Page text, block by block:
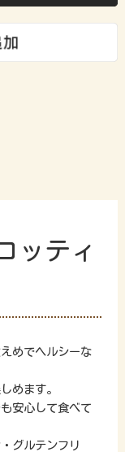
ッティ
めでヘルシーな
めます。
安心して食べて
グルテンフリ